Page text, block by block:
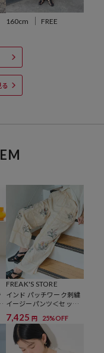
価格です。
ーやアートなど自分たち
楽しむ生活体験者＝フ
160cm FREE
FREAK'S STORE
インド パッチワーク刺繍
イージーパンツ＜セット
アップ対応＞
7,425 円 25%OFF